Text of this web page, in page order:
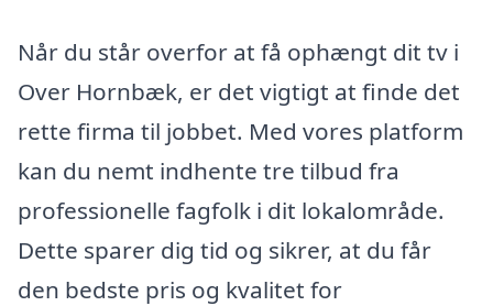
Når du står overfor at få ophængt dit tv i
Over Hornbæk, er det vigtigt at finde det
rette firma til jobbet. Med vores platform
kan du nemt indhente tre tilbud fra
professionelle fagfolk i dit lokalområde.
Dette sparer dig tid og sikrer, at du får
den bedste pris og kvalitet for